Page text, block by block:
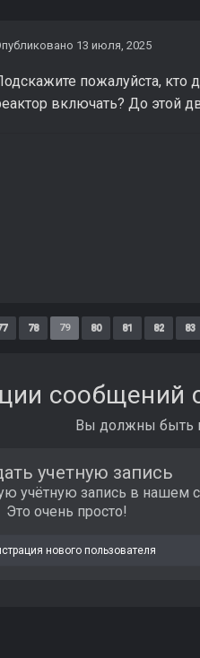
13 июля, 2025
пожалуйста, кто
включать? До этой
78 79 80 81 82 83
сообщений
Вы должны быть
учетную запись
учётную запись в нашем
Это очень просто!
нового пользователя